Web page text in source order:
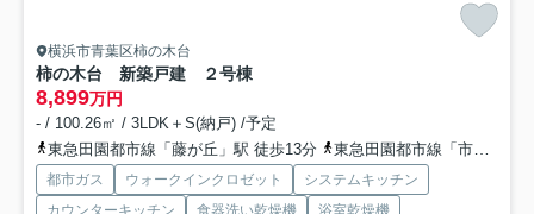
横浜市青葉区柿の木台
柿の木台 新築戸建 ２号棟
8,899万円
- / 100.26㎡ / 3LDK＋S(納戸) /予定
東急田園都市線「藤が丘」駅 徒歩13分
東急田園都市線「市が尾」駅 徒歩17分
都市ガス ウォークインクロゼット
システムキッチン